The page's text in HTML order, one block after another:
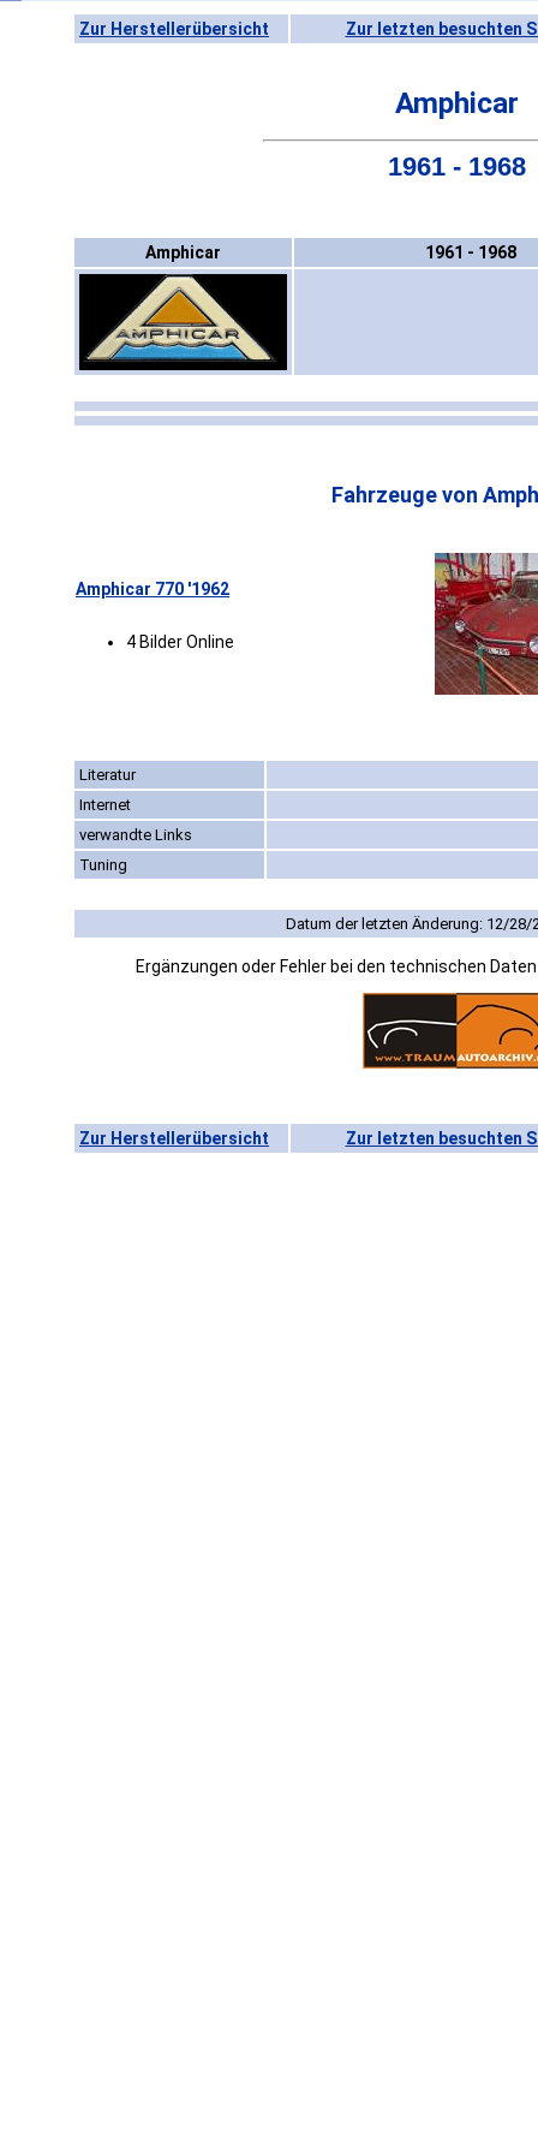
Zur Herstellerübersicht Zur letzten besuchten
Amphicar
1961 - 1968
Amphicar 1961 - 1968
Fahrzeuge von
Amphicar 770 '1962
4 Bilder Online
Literatur
Internet
verwandte Links
Tuning
Datum der letzten Änderung: 12/28/
Ergänzungen oder Fehler bei den technischen
Zur Herstellerübersicht Zur letzten besuchten